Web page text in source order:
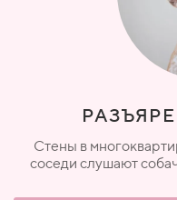
Стены в
соседи слушают